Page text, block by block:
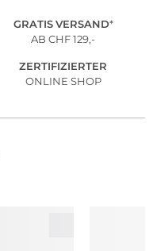
GRATIS VERSAND*
AB CHF 129,-
ZERTIFIZIERTER
ONLINE SHOP